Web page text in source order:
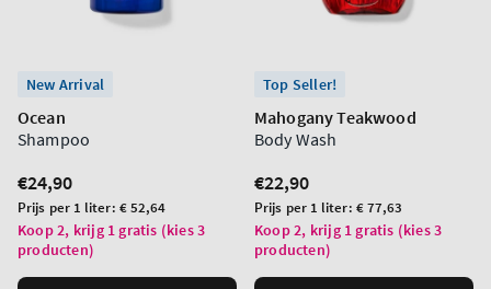
New Arrival
Ocean
Shampoo
Normale
prijs
€24,90
Prijs
per
eenheid
Prijs per 1 liter: € 52,64
Koop 2, krijg 1 gratis (kies 3
producten)
Top Seller!
Mahogany Teakwood
Body Wash
Normale
prijs
€22,90
Prijs
per
eenheid
Prijs per 1 liter: € 77,63
Koop 2, krijg 1 gratis (kies 3
producten)